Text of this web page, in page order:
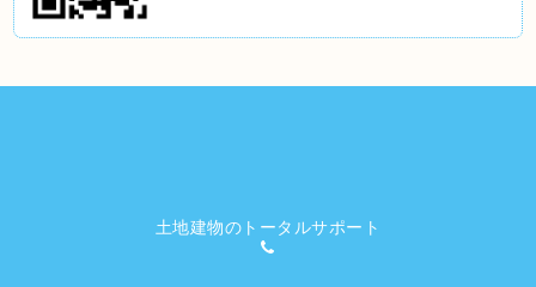
土地建物のトータルサポート